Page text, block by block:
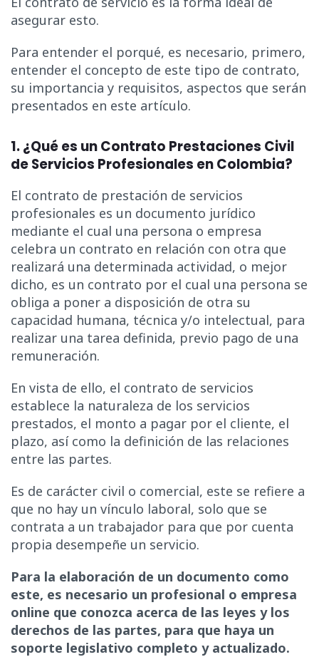
asegurar esto.
Para entender el porqué, es necesario, primero,
entender el concepto de este tipo de contrato,
su importancia y requisitos, aspectos que serán
presentados en este artículo.
1. ¿Qué es un Contrato Prestaciones Civil
de Servicios Profesionales en Colombia?
El contrato de prestación de servicios
profesionales es un documento jurídico
mediante el cual una persona o empresa
celebra un contrato en relación con otra que
realizará una determinada actividad, o mejor
dicho, es un contrato por el cual una persona se
obliga a poner a disposición de otra su
capacidad humana, técnica y/o intelectual, para
realizar una tarea definida, previo pago de una
remuneración.
En vista de ello, el contrato de servicios
establece la naturaleza de los servicios
prestados, el monto a pagar por el cliente, el
plazo, así como la definición de las relaciones
entre las partes.
Es de carácter civil o comercial, este se refiere a
que no hay un vínculo laboral, solo que se
contrata a un trabajador para que por cuenta
propia desempeñe un servicio.
Para la elaboración de un documento como
este, es necesario un profesional o empresa
online que conozca acerca de las leyes y los
derechos de las partes, para que haya un
soporte legislativo completo y actualizado.